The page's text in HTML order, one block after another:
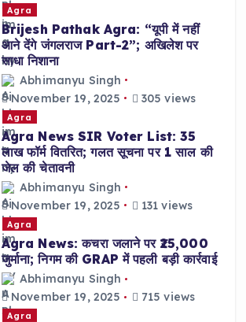
Agra
Brijesh Pathak Agra: “यूपी में नहीं
आने देंगे जंगलराज Part-2”; अखिलेश पर
साधा निशाना
Abhimanyu Singh
November 19, 2025
305 views
Agra
Agra News SIR Voter List: 35
लाख फॉर्म वितरित; गलत सूचना पर 1 साल की
जेल की चेतावनी
Abhimanyu Singh
November 19, 2025
131 views
Agra
Agra News: कचरा जलाने पर ₹25,000
जुर्माना; निगम की GRAP में पहली बड़ी कार्रवाई
Abhimanyu Singh
November 19, 2025
715 views
Agra